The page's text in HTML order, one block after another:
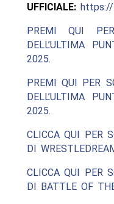
UFFICIALE:
PREMI QUI
DELL’ULTIMA
2025.
PREMI QUI PER
DELL’ULTIMA
2025.
CLICCA QUI PER
DI
CLICCA QUI PER
DI BATTLE OF